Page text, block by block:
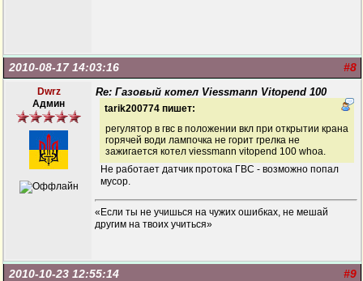
#8
2010-08-17 14:03:16
Dwrz
Админ
Re: Газовый котел Viessmann Vitopend 100
tarik200774 пишет:
регулятор в гвс в положении вкл при открытии крана
горячей води лампочка не горит грелка не
зажигается котел viessmann vitopend 100 whoa.
Не работает датчик протока ГВС - возможно попал
мусор.
«Если ты не учишься на чужих ошибках, не мешай
другим на твоих учиться»
#9
2010-10-23 12:55:14